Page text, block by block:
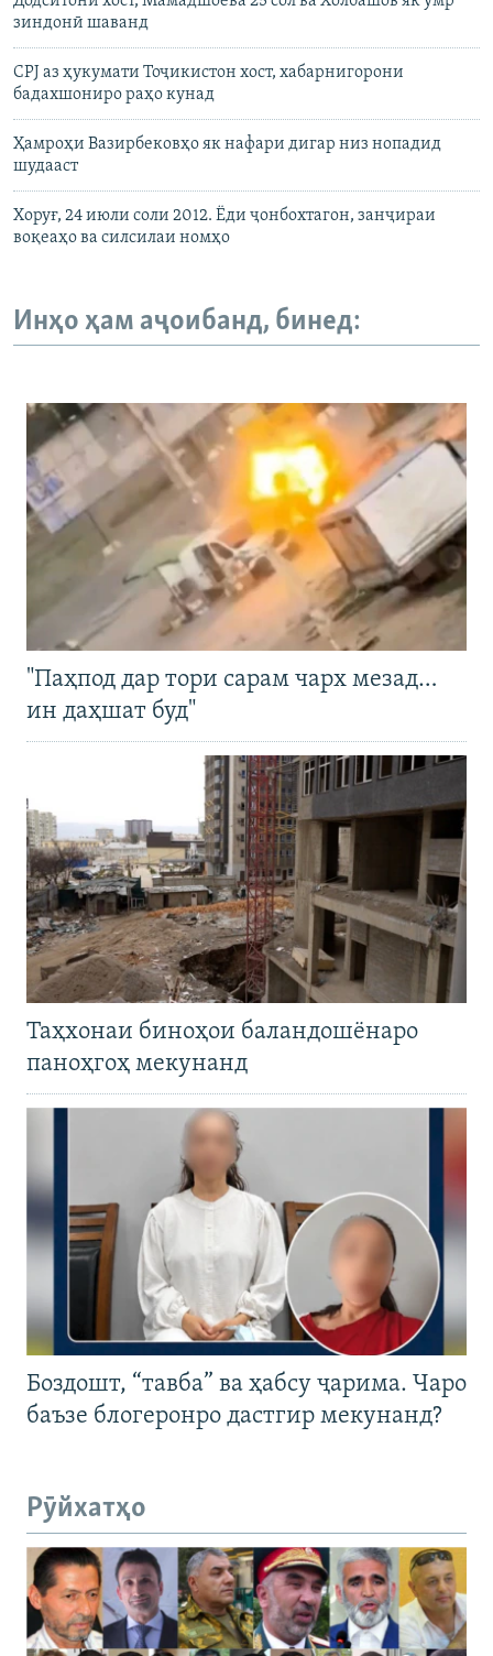
зиндонӣ шаванд
СPJ аз ҳукумати Тоҷикистон хост, хабарнигорони
бадахшониро раҳо кунад
Ҳамроҳи Вазирбековҳо як нафари дигар низ нопадид
шудааст
Хоруғ, 24 июли соли 2012. Ёди ҷонбохтагон, занҷираи
воқеаҳо ва силсилаи номҳо
Инҳо ҳам аҷоибанд, бинед:
"Паҳпод дар тори сарам чарх мезад…
ин даҳшат буд"
Таҳхонаи биноҳои баландошёнаро
паноҳгоҳ мекунанд
Боздошт, “тавба” ва ҳабсу ҷарима. Чаро
баъзе блогеронро дастгир мекунанд?
Рӯйхатҳо